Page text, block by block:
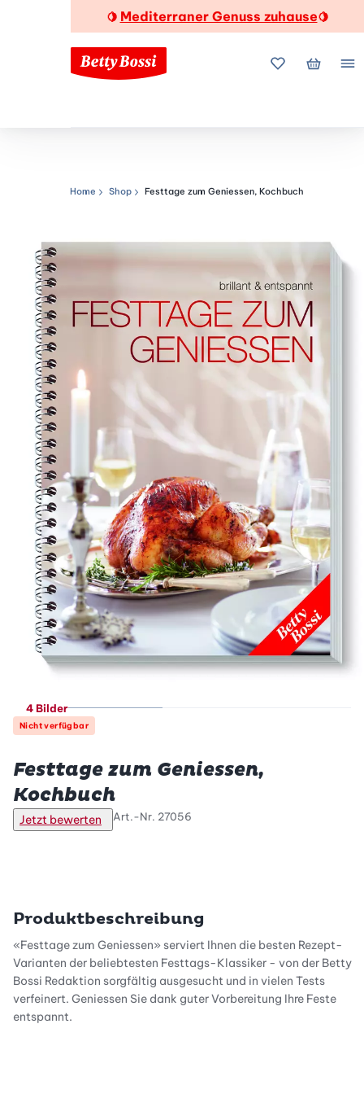
🍋 Mediterraner Genuss zuhause🍋
MeineMein
Navigationspfad
Home Shop Festtage zum Geniessen, Kochbuch
4 Bilder
Nicht verfügbar
Festtage zum Geniessen,
Kochbuch
Jetzt bewerten Art.-Nr. 27056
Produktbeschreibung
«Festtage zum Geniessen» serviert Ihnen die besten Rezept-
Varianten der beliebtesten Festtags-Klassiker - von der Betty
Bossi Redaktion sorgfältig ausgesucht und in vielen Tests
verfeinert. Geniessen Sie dank guter Vorbereitung Ihre Feste
entspannt.